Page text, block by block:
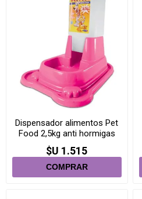
Dispensador alimentos Pet
Food 2,5kg anti hormigas
$U 1.515